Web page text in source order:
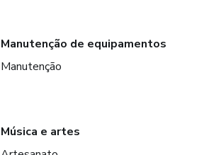
Manutenção de equipamentos
Manutenção
Música e artes